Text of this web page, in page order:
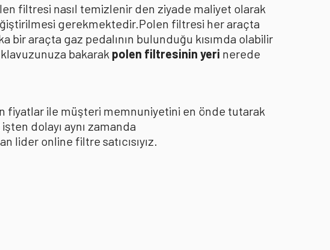
filtresi nasıl temizlenir den ziyade maliyet olarak
gerekmektedir.Polen filtresi her araçta
bir araçta gaz pedalının bulunduğu kısımda olabilir
bakarak polen filtresinin yeri nerede
fiyatlar ile müşteri memnuniyetini en önde tutarak
dolayı aynı zamanda
online filtre satıcısıyız.